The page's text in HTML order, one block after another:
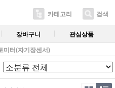
카테고리 검색
장바구니 관심상품
미터(자기장센서)